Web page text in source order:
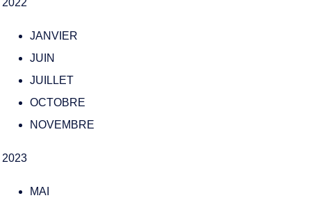
2022
JANVIER
JUIN
JUILLET
OCTOBRE
NOVEMBRE
2023
MAI